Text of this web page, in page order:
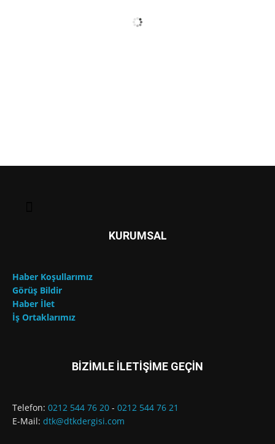
KURUMSAL
Haber Koşullarımız
Görüş Bildir
Haber İlet
İş Ortaklarımız
BİZİMLE İLETİŞİME GEÇİN
Telefon: 0212 544 76 20 - 0212 544 76 21
E-Mail: dtk@dtkdergisi.com